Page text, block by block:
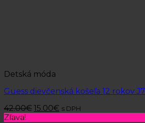
Detská móda
Guess dievčenská košeľa 12 rokov
42.00€ 15.00€ s DPH
Zľava!